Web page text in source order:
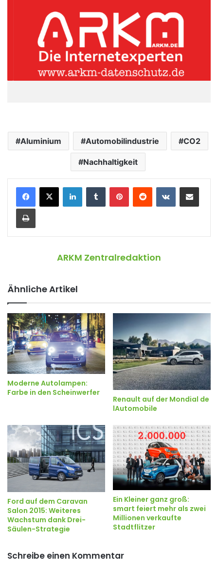
Aluminium Automobilindustrie CO2
Nachhaltigkeit
ARKM Zentralredaktion
Ähnliche Artikel
Moderne Autolampen:
Farbe in den Scheinwerfer
Renault auf der Mondial de
lAutomobile
Ford auf dem Caravan
Salon 2015: Weiteres
Wachstum dank Drei-
Säulen-Strategie
Ein Kleiner ganz groß:
smart feiert mehr als zwei
Millionen verkaufte
Stadtflitzer
Schreibe einen Kommentar